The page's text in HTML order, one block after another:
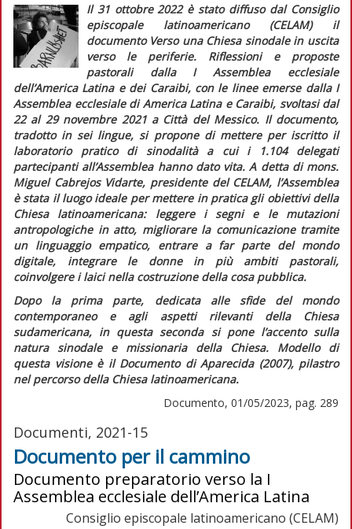
Il 31 ottobre 2022 è stato diffuso dal Consiglio
episcopale latinoamericano (CELAM) il
documento Verso una Chiesa sinodale in uscita
verso le periferie. Riflessioni e proposte
pastorali dalla I Assemblea ecclesiale
dell’America Latina e dei Caraibi,con le linee emerse dalla I
Assemblea ecclesiale di America Latina e Caraibi, svoltasi dal
22 al 29 novembre 2021 a Città del Messico. Il documento,
tradotto in sei lingue, si propone di mettere per iscritto il
laboratorio pratico di sinodalità a cui i 1.104 delegati
partecipanti all’Assemblea hanno dato vita. A detta di mons.
Miguel Cabrejos Vidarte, presidente del CELAM, l’Assemblea
è stata il luogo ideale per mettere in pratica gli obiettivi della
Chiesa latinoamericana: leggere i segni e le mutazioni
antropologiche in atto, migliorare la comunicazione tramite
un linguaggio empatico, entrare a far parte del mondo
digitale, integrare le donne in più ambiti pastorali,
coinvolgere i laici nella costruzione della cosa pubblica.
Dopo la prima parte, dedicata alle sfide del mondo
contemporaneo e agli aspetti rilevanti della Chiesa
sudamericana, in questa seconda si pone l’accento sulla
natura sinodale e missionaria della Chiesa. Modello di
questa visione è il Documento di Aparecida(2007), pilastro
nel percorso della Chiesa latinoamericana.
Documento, 01/05/2023, pag. 289
Documenti, 2021-15
Documento per il cammino
Documento preparatorio verso la I
Assemblea ecclesiale dell’America Latina
Consiglio episcopale latinoamericano (CELAM)